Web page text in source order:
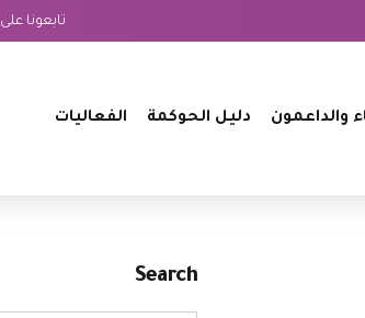
تابعونا على
والداعمون دليل الحوكمة الفعاليات
Search